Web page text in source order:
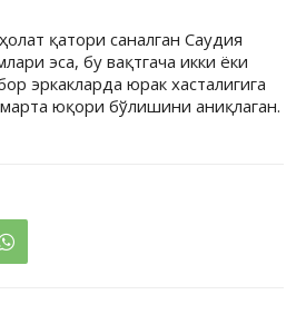
қатори саналган Саудия
эса, бу вақтгача икки ёки
эркакларда юрак хасталигига
юқори бўлишини аниқлаган.